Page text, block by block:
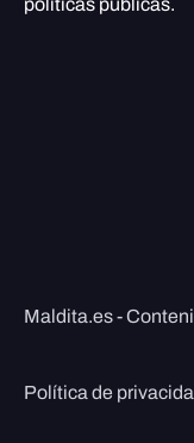
políticas públicas.
Maldita.es -
Política de